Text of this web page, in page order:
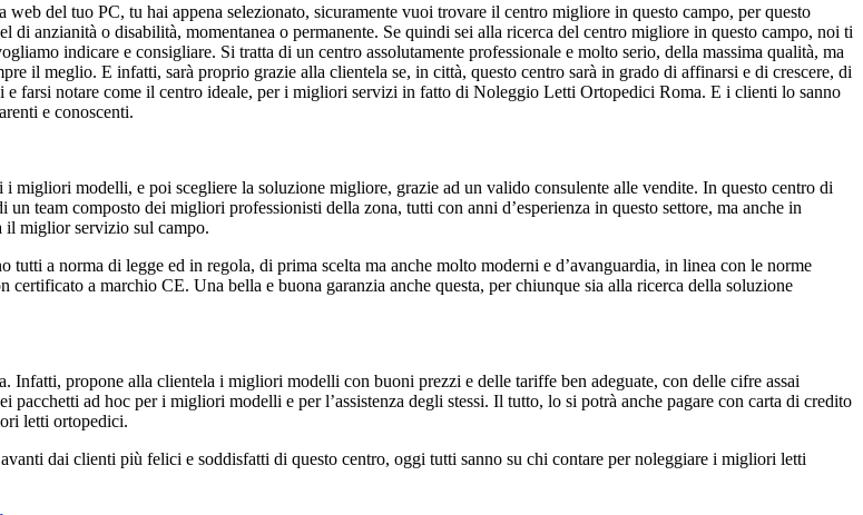
web del tuo PC, tu hai appena selezionato, sicuramente vuoi trovare il centro migliore in questo campo, per questo
anzianità o disabilità, momentanea o permanente. Se quindi sei alla ricerca del centro migliore in questo campo, noi ti
indicare e consigliare. Si tratta di un centro assolutamente professionale e molto serio, della massima qualità, ma
il meglio. E infatti, sarà proprio grazie alla clientela se, in città, questo centro sarà in grado di affinarsi e di crescere, di
e farsi notare come il centro ideale, per i migliori servizi in fatto di Noleggio Letti Ortopedici Roma. E i clienti lo sanno
e conoscenti.
modelli, e poi scegliere la soluzione migliore, grazie ad un valido consulente alle vendite. In questo centro di
team composto dei migliori professionisti della zona, tutti con anni d’esperienza in questo settore, ma anche in
il miglior servizio sul campo.
a norma di legge ed in regola, di prima scelta ma anche molto moderni e d’avanguardia, in linea con le norme
a marchio CE. Una bella e buona garanzia anche questa, per chiunque sia alla ricerca della soluzione
Infatti, propone alla clientela i migliori modelli con buoni prezzi e delle tariffe ben adeguate, con delle cifre assai
ad hoc per i migliori modelli e per l’assistenza degli stessi. Il tutto, lo si potrà anche pagare con carta di credito
letti ortopedici.
dai clienti più felici e soddisfatti di questo centro, oggi tutti sanno su chi contare per noleggiare i migliori letti